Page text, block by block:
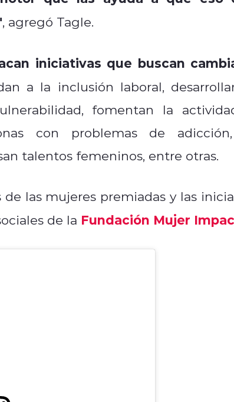
, agregó Tagle.
iniciativas que buscan
a la inclusión laboral,
fomentan la
con problemas de
talentos femeninos, entre otras.
las mujeres premiadas y las
de la Fundación Mujer